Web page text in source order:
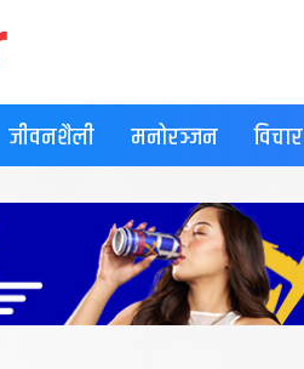
जीवनशैली मनोरञ्जन विचार